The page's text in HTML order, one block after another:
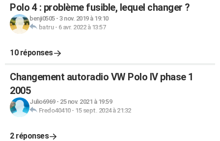
Polo 4 : problème fusible, lequel changer ?
benji0505- 3 nov. 2019 à 19:10
batru- 6 avr. 2022 à 13:57
10 réponses
Changement autoradio VW Polo IV phase 1
2005
Julio6969- 25 nov. 2021 à 19:59
Fredo40410- 15 sept. 2024 à 21:32
2 réponses